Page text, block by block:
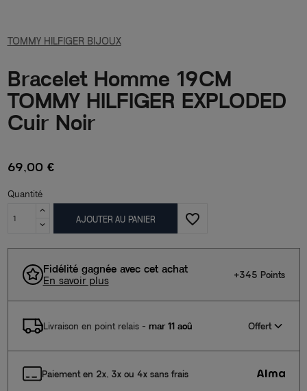
TOMMY HILFIGER BIJOUX
Bracelet Homme 19CM
TOMMY HILFIGER EXPLODED
Cuir Noir
69,00 €
Quantité
AJOUTER AU PANIER favorite_border
Fidélité gagnée avec cet achat
En savoir plus
+345 Points
Livraison en point relais- mar 11 aoû Offert
Paiement en 2x, 3x ou 4x sans frais